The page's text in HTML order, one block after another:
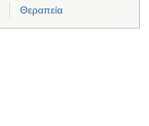
Θεραπεία